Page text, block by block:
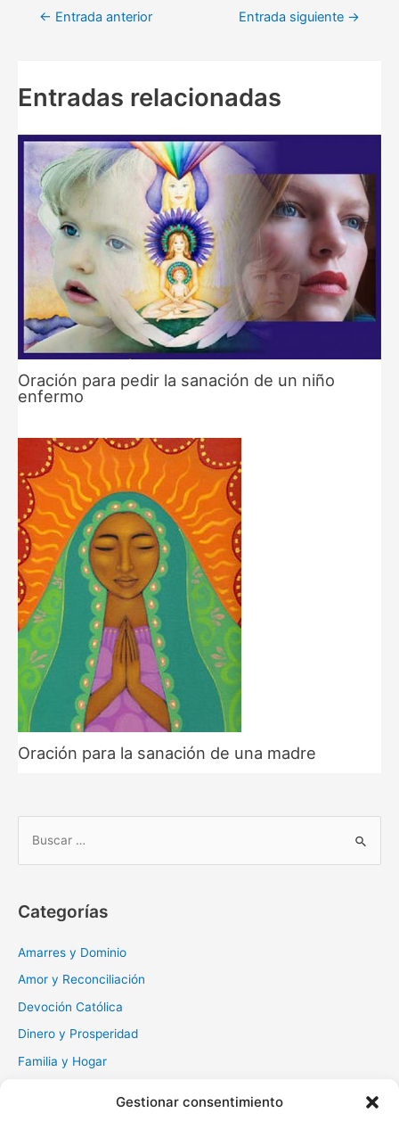
Gestionar consentimiento
Navegación
← Entrada anterior Entrada siguiente →
Entradas relacionadas
Oración para pedir la sanación de un niño
enfermo
Oración para la sanación de una madre
a
r
Categorías
Amarres y Dominio
Amor y Reconciliación
Devoción Católica
Dinero y Prosperidad
Familia y Hogar